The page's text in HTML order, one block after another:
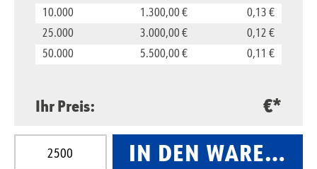
10.000
1.300,00 €
0,13 €
25.000
3.000,00 €
0,12 €
50.000
5.500,00 € 0,11 €
Ihr Preis: €*
Produkt Anzahl: Gib den gewünschten Wert ein
IN DEN